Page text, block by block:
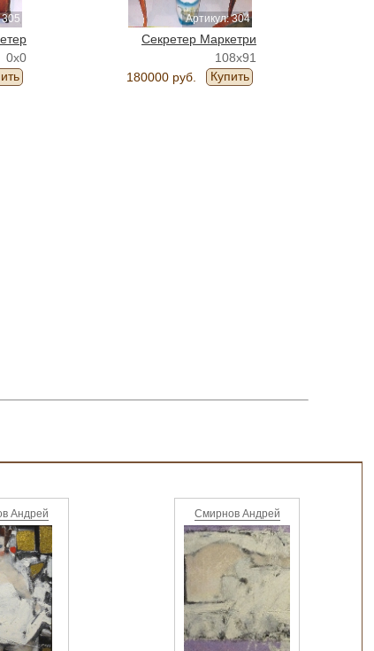
305
0x0
Артикул: 304
Секретер Маркетри
108x91
180000 руб.
Купить
Андрей Смирнов Андрей